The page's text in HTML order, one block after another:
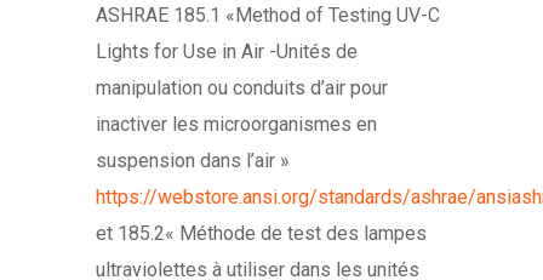
ASHRAE 185.1 «Method of Testing UV-C
Lights for Use in Air -Unités de
manipulation ou conduits d’air pour
inactiver les microorganismes en
suspension dans l’air »
https://webstore.ansi.org/standards/ashrae/
et 185.2« Méthode de test des lampes
ultraviolettes à utiliser dans les unités